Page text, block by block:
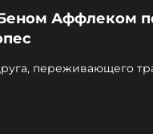
Аффлеком
переживающего